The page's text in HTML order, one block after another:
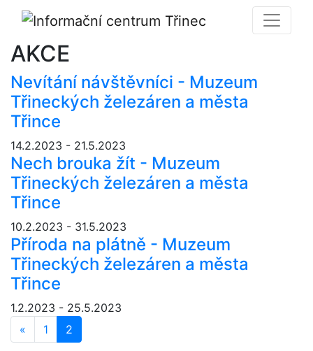
AKCE
Nevítání návštěvníci - Muzeum
Třineckých železáren a města
Třince
14.2.2023 - 21.5.2023
Nech brouka žít - Muzeum
Třineckých železáren a města
Třince
10.2.2023 - 31.5.2023
Příroda na plátně - Muzeum
Třineckých železáren a města
Třince
1.2.2023 - 25.5.2023
« Předchozí
1 2